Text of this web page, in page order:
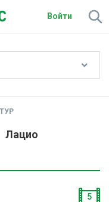
Войти
Лацио
5